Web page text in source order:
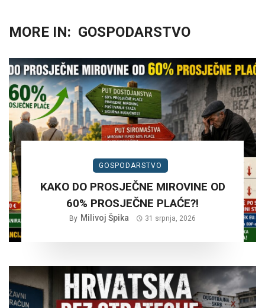
MORE IN: GOSPODARSTVO
GOSPODARSTVO
KAKO DO PROSJEČNE MIROVINE OD
60% PROSJEČNE PLAĆE?!
By Milivoj Špika 31 srpnja, 2026